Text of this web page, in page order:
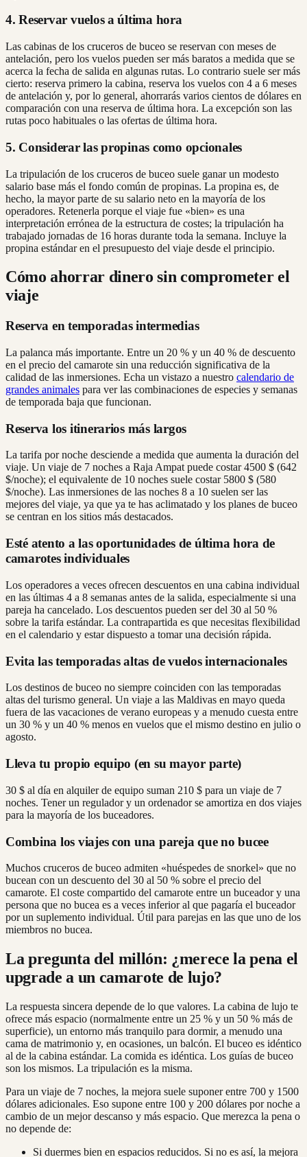
4. Reservar vuelos a última hora
Las cabinas de los cruceros de buceo se reservan con meses de
antelación, pero los vuelos pueden ser más baratos a medida que se
acerca la fecha de salida en algunas rutas. Lo contrario suele ser más
cierto: reserva primero la cabina, reserva los vuelos con 4 a 6 meses
de antelación y, por lo general, ahorrarás varios cientos de dólares en
comparación con una reserva de última hora. La excepción son las
rutas poco habituales o las ofertas de última hora.
5. Considerar las propinas como opcionales
La tripulación de los cruceros de buceo suele ganar un modesto
salario base más el fondo común de propinas. La propina es, de
hecho, la mayor parte de su salario neto en la mayoría de los
operadores. Retenerla porque el viaje fue «bien» es una
interpretación errónea de la estructura de costes; la tripulación ha
trabajado jornadas de 16 horas durante toda la semana. Incluye la
propina estándar en el presupuesto del viaje desde el principio.
Cómo ahorrar dinero sin comprometer el
viaje
Reserva en temporadas intermedias
La palanca más importante. Entre un 20 % y un 40 % de descuento
en el precio del camarote sin una reducción significativa de la
calidad de las inmersiones. Echa un vistazo a nuestro calendario de
grandes animales para ver las combinaciones de especies y semanas
de temporada baja que funcionan.
Reserva los itinerarios más largos
La tarifa por noche desciende a medida que aumenta la duración del
viaje. Un viaje de 7 noches a Raja Ampat puede costar 4500 $ (642
$/noche); el equivalente de 10 noches suele costar 5800 $ (580
$/noche). Las inmersiones de las noches 8 a 10 suelen ser las
mejores del viaje, ya que ya te has aclimatado y los planes de buceo
se centran en los sitios más destacados.
Esté atento a las oportunidades de última hora de
camarotes individuales
Los operadores a veces ofrecen descuentos en una cabina individual
en las últimas 4 a 8 semanas antes de la salida, especialmente si una
pareja ha cancelado. Los descuentos pueden ser del 30 al 50 %
sobre la tarifa estándar. La contrapartida es que necesitas flexibilidad
en el calendario y estar dispuesto a tomar una decisión rápida.
Evita las temporadas altas de vuelos internacionales
Los destinos de buceo no siempre coinciden con las temporadas
altas del turismo general. Un viaje a las Maldivas en mayo queda
fuera de las vacaciones de verano europeas y a menudo cuesta entre
un 30 % y un 40 % menos en vuelos que el mismo destino en julio o
agosto.
Lleva tu propio equipo (en su mayor parte)
30 $ al día en alquiler de equipo suman 210 $ para un viaje de 7
noches. Tener un regulador y un ordenador se amortiza en dos viajes
para la mayoría de los buceadores.
Combina los viajes con una pareja que no bucee
Muchos cruceros de buceo admiten «huéspedes de snorkel» que no
bucean con un descuento del 30 al 50 % sobre el precio del
camarote. El coste compartido del camarote entre un buceador y una
persona que no bucea es a veces inferior al que pagaría el buceador
por un suplemento individual. Útil para parejas en las que uno de los
miembros no bucea.
La pregunta del millón: ¿merece la pena el
upgrade a un camarote de lujo?
La respuesta sincera depende de lo que valores. La cabina de lujo te
ofrece más espacio (normalmente entre un 25 % y un 50 % más de
superficie), un entorno más tranquilo para dormir, a menudo una
cama de matrimonio y, en ocasiones, un balcón. El buceo es idéntico
al de la cabina estándar. La comida es idéntica. Los guías de buceo
son los mismos. La tripulación es la misma.
Para un viaje de 7 noches, la mejora suele suponer entre 700 y 1500
dólares adicionales. Eso supone entre 100 y 200 dólares por noche a
cambio de un mejor descanso y más espacio. Que merezca la pena o
no depende de:
Si duermes bien en espacios reducidos. Si no es así, la mejora